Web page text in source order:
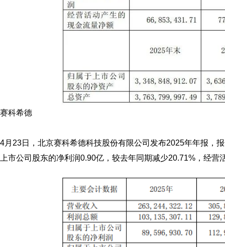
赛科希德
4月23日， 北京赛科希德科技股份有限公司 发布2025年年报，
上市公司股东的净利润0.90亿，较去年同期减少20.71%，经